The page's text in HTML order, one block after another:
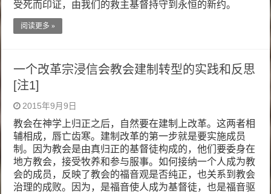
受死而印证，由我们的救主基督持守到永恒的新约。
阅读更多 »
一个改革宗浸信会教会建制转型的实践和反思
[注1]
2015年9月9日
教会在神学上归正之后，自然要在建制上改革。这两者相
辅相成，唇亡齿寒。建制改革的第一步就是要实施成员
制。因为教会是由真归正的基督徒构成的，他们要委身在
地方教会，接受牧养和参与服事。如何接纳一个人成为教
会的成员，反映了教会的福音观是否纯正，也关系到教会
治理的成败。因为，是福音使人成为基督徒，也是福音驱